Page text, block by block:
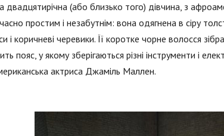
(або близько того) дівчина, з
простим і незабутнім: вона одягнена в сіру
і коричневі черевики. Її коротке чорне волосся
пояс, у якому зберігаються різні інструменти і
актриса Джаміль Маллен.